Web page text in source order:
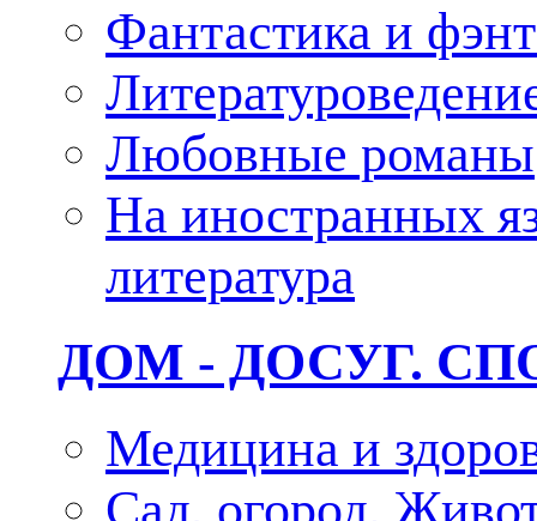
Фантастика и
Любовные романы
На иностранных
литература
ДОМ - ДОСУГ.
Медицина и